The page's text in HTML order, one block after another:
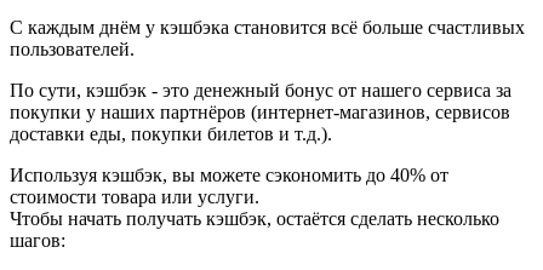
С каждым днём у кэшбэка становится всё больше счастливых
пользователей.
По сути, кэшбэк - это денежный бонус от нашего сервиса за
покупки у наших партнёров (интернет-магазинов, сервисов
доставки еды, покупки билетов и т.д.).
Используя кэшбэк, вы можете сэкономить до 40% от
стоимости товара или услуги.
Чтобы начать получать кэшбэк, остаётся сделать несколько
шагов: